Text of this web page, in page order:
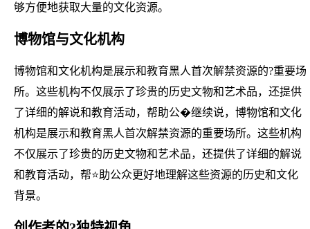
够方便地获取大量的文化资源。
博物馆与文化机构
博物馆和文化机构是展示和教育黑人首次解禁资源的?重要场
所。这些机构不仅展示了珍贵的历史文物和艺术品，还提供
了详细的解说和教育活动，帮助公�继续说，博物馆和文化
机构是展示和教育黑人首次解禁资源的重要场所。这些机构
不仅展示了珍贵的历史文物和艺术品，还提供了详细的解说
和教育活动，帮⭐助公众更好地理解这些资源的历史和文化
背景。